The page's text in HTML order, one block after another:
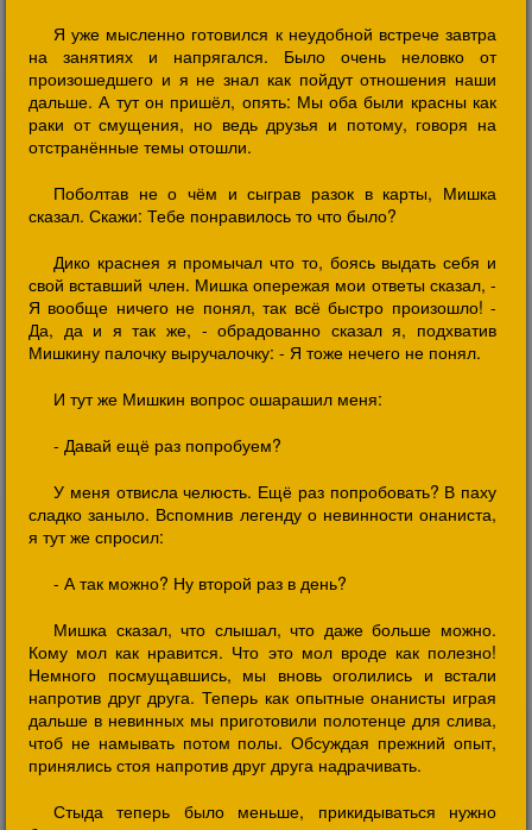
Я уже мысленно готовился к неудобной встрече завтра
на занятиях и напрягался. Было очень неловко от
произошедшего и я не знал как пойдут отношения наши
дальше. А тут он пришёл, опять: Мы оба были красны как
раки от смущения, но ведь друзья и потому, говоря на
отстранённые темы отошли.
Поболтав не о чём и сыграв разок в карты, Мишка
сказал. Скажи: Тебе понравилось то что было?
Дико краснея я промычал что то, боясь выдать себя и
свой вставший член. Мишка опережая мои ответы сказал, -
Я вообще ничего не понял, так всё быстро произошло! -
Да, да и я так же, - обрадованно сказал я, подхватив
Мишкину палочку выручалочку: - Я тоже нечего не понял.
И тут же Мишкин вопрос ошарашил меня:
- Давай ещё раз попробуем?
У меня отвисла челюсть. Ещё раз попробовать? В паху
сладко заныло. Вспомнив легенду о невинности онаниста,
я тут же спросил:
- А так можно? Ну второй раз в день?
Мишка сказал, что слышал, что даже больше можно.
Кому мол как нравится. Что это мол вроде как полезно!
Немного посмущавшись, мы вновь оголились и встали
напротив друг друга. Теперь как опытные онанисты играя
дальше в невинных мы приготовили полотенце для слива,
чтоб не намывать потом полы. Обсуждая прежний опыт,
принялись стоя напротив друг друга надрачивать.
Стыда теперь было меньше, прикидываться нужно